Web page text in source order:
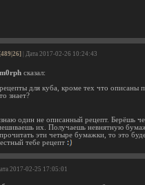
| Дата 2017-02-26 10:24:43
m0rph сказал:
рецепты для куба, кроме тех что описаны
то знает?
один не описанный рецепт. Берёшь
их. Получаешь невнятную
эти четыре бумажки, то это
тебе рецепт
2017-02-25 17:05:01